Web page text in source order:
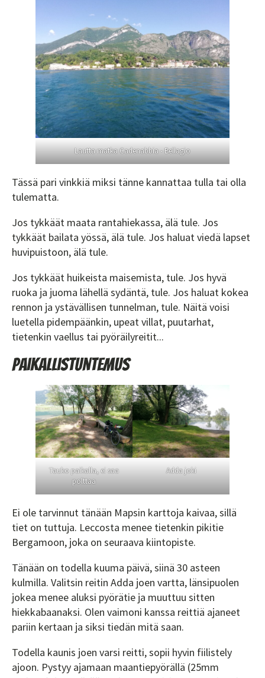
Lautta matka Cadenabbia - Bellagio
Tässä pari vinkkiä miksi tänne kannattaa tulla tai olla
tulematta.
Jos tykkäät maata rantahiekassa, älä tule. Jos
tykkäät bailata yössä, älä tule. Jos haluat viedä lapset
huvipuistoon, älä tule.
Jos tykkäät huikeista maisemista, tule. Jos hyvä
ruoka ja juoma lähellä sydäntä, tule. Jos haluat kokea
rennon ja ystävällisen tunnelman, tule. Näitä voisi
luetella pidempäänkin, upeat villat, puutarhat,
tietenkin vaellus tai pyöräilyreitit...
Paikallistuntemus
Tauko paikalla, ei saa
polttaa
Adda joki
Ei ole tarvinnut tänään Mapsin karttoja kaivaa, sillä
tiet on tuttuja. Leccosta menee tietenkin pikitie
Bergamoon, joka on seuraava kiintopiste.
Tänään on todella kuuma päivä, siinä 30 asteen
kulmilla. Valitsin reitin Adda joen vartta, länsipuolen
jokea menee aluksi pyörätie ja muuttuu sitten
hiekkabaanaksi. Olen vaimoni kanssa reittiä ajaneet
pariin kertaan ja siksi tiedän mitä saan.
Todella kaunis joen varsi reitti, sopii hyvin fiilistely
ajoon. Pystyy ajamaan maantiepyörällä (25mm